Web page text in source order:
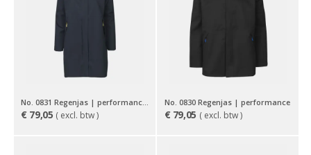
No. 0831 Regenjas | performance | dames
€ 79,05 ( excl. btw )
No. 0830 Regenjas | performance
€ 79,05 ( excl. btw )